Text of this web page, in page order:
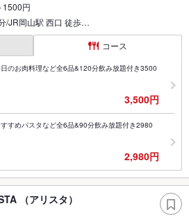
1500円
/JR岡山駅 西口 徒歩…
コース
のお肉料理など全6品&120分飲み放題付き3500
3,500円
すめパスタなど全6品&90分飲み放題付き2980
2,980円
（アリスタ）